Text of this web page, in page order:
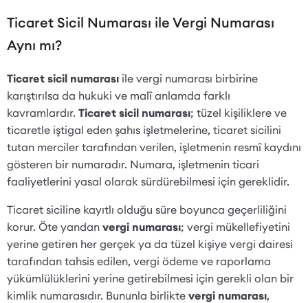
Ticaret Sicil Numarası ile Vergi Numarası
Aynı mı?
Ticaret sicil numarası ile vergi numarası birbirine
karıştırılsa da hukuki ve malî anlamda farklı
kavramlardır. Ticaret sicil numarası; tüzel kişiliklere ve
ticaretle iştigal eden şahıs işletmelerine, ticaret sicilini
tutan merciler tarafından verilen, işletmenin resmî kaydını
gösteren bir numaradır. Numara, işletmenin ticari
faaliyetlerini yasal olarak sürdürebilmesi için gereklidir.
Ticaret siciline kayıtlı olduğu süre boyunca geçerliliğini
korur. Öte yandan vergi numarası; vergi mükellefiyetini
yerine getiren her gerçek ya da tüzel kişiye vergi dairesi
tarafından tahsis edilen, vergi ödeme ve raporlama
yükümlülüklerini yerine getirebilmesi için gerekli olan bir
kimlik numarasıdır. Bununla birlikte vergi numarası,